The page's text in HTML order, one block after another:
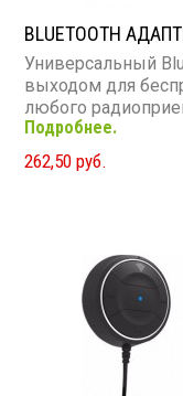
BLUETOOTH
Универсальный
выходом для
любого
Подробнее.
262,50 руб.